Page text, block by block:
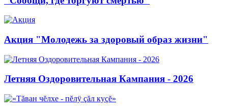
Акция "Молодежь за здоровый образ жизни"
Летняя Оздоровительная Кампания - 2026